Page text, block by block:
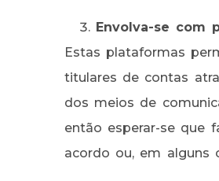
Envolva-se com
Estas plataformas
titulares de contas
dos meios de
então esperar-se que
acordo ou, em alguns